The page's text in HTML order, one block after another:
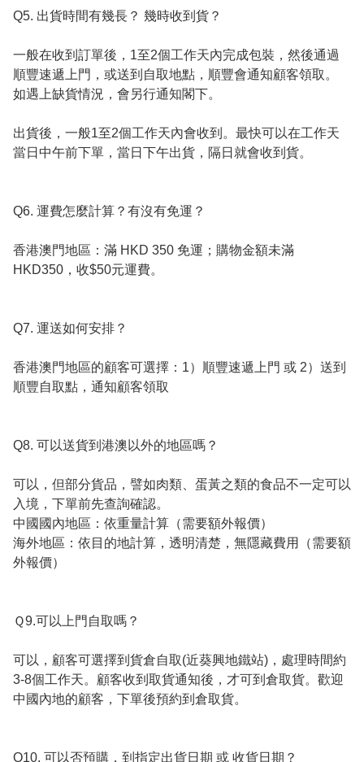
Q5. 出貨時間有幾長？ 幾時收到貨？
一般在收到訂單後，1至2個工作天內完成包裝，然後通過
順豐速遞上門，或送到自取地點，順豐會通知顧客領取。
如遇上缺貨情況，會另行通知閣下。
出貨後，一般1至2個工作天內會收到。最快可以在工作天
當日中午前下單，當日下午出貨，隔日就會收到貨。
Q6. 運費怎麼計算？有沒有免運？
香港澳門地區：滿 HKD 350 免運；購物金額未滿
HKD350，收$50元運費。
Q7. 運送如何安排？
香港澳門地區的顧客可選擇：1）順豐速遞上門 或 2）送到
順豐自取點，通知顧客領取
Q8. 可以送貨到港澳以外的地區嗎？
可以，但部分貨品，譬如肉類、蛋黃之類的食品不一定可以
入境，下單前先查詢確認。
中國國內地區：依重量計算（需要額外報價）
海外地區：依目的地計算，透明清楚，無隱藏費用（需要額
外報價）
Ｑ9.可以上門自取嗎？
可以，顧客可選擇到貨倉自取(近葵興地鐵站)，處理時間約
3-8個工作天。顧客收到取貨通知後，才可到倉取貨。歡迎
中國內地的顧客，下單後預約到倉取貨。
Q10. 可以否預購，到指定出貨日期 或 收貨日期？